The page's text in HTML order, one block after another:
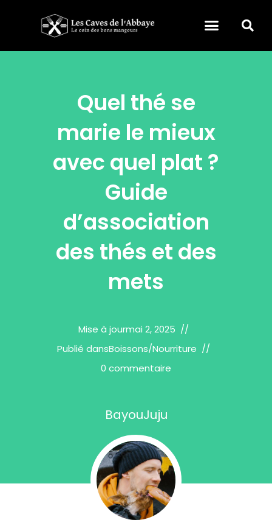
Quel thé se
marie le mieux
avec quel plat ?
Guide
d’association
des thés et des
mets
Mise à jourmai 2, 2025
Publié dansBoissons/Nourriture
0 commentaire
BayouJuju